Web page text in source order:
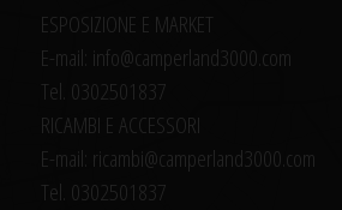
ESPOSIZIONE E MARKET
E-mail: info@camperland3000.com
Tel. 0302501837
RICAMBI E ACCESSORI
E-mail: ricambi@camperland3000.com
Tel. 0302501837